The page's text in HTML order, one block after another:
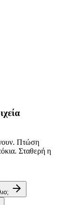
Πτώση
Σταθερή η